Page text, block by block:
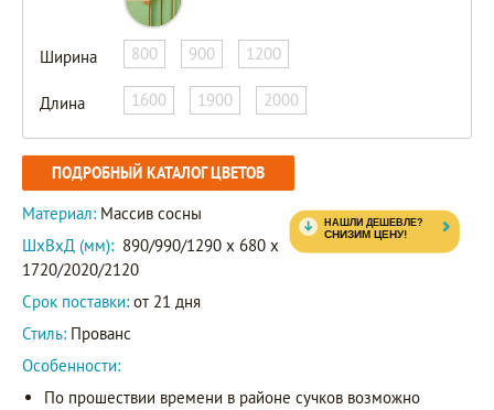
Ширина 800 900 1200
Длина 1600 1900 2000
ПОДРОБНЫЙ КАТАЛОГ ЦВЕТОВ
Материал: Массив сосны
ШxВxД (мм): 890/990/1290 x 680 x
1720/2020/2120
Срок поставки: от 21 дня
Стиль: Прованс
Особенности:
По прошествии времени в районе сучков возможно